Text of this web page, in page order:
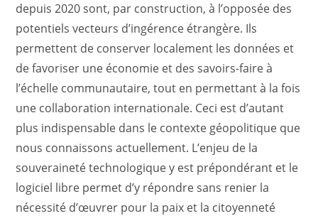
depuis 2020 sont, par construction, à l’opposée des
potentiels vecteurs d’ingérence étrangère. Ils
permettent de conserver localement les données et
de favoriser une économie et des savoirs-faire à
l’échelle communautaire, tout en permettant à la fois
une collaboration internationale. Ceci est d’autant
plus indispensable dans le contexte géopolitique que
nous connaissons actuellement. L’enjeu de la
souveraineté technologique y est prépondérant et le
logiciel libre permet d’y répondre sans renier la
nécessité d’œuvrer pour la paix et la citoyenneté